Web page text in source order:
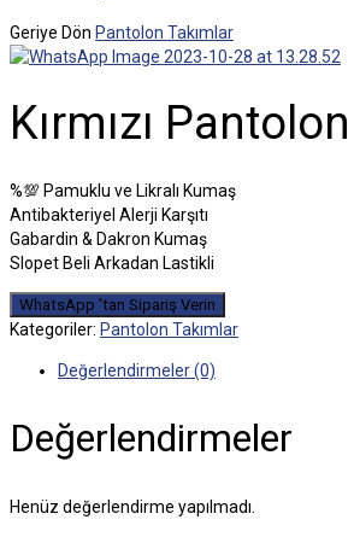
Geriye Dön Pantolon Takımlar
Kırmızı
%💯 Pamuklu ve Likralı Kumaş
Antibakteriyel Alerji Karşıtı
Gabardin & Dakron Kumaş
Slopet Beli Arkadan Lastikli
WhatsApp 'tan Sipariş Verin
Kategoriler: Pantolon Takımlar
Değerlendirmeler (0)
Değerlendirmeler
Henüz değerlendirme yapılmadı.